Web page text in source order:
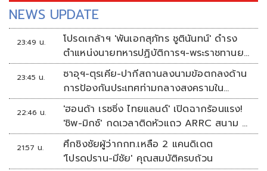
NEWS UPDATE
23:49 น.
โปรดเกล้าฯ 'พันเอกสุภัทร ชูตินันทน์' ดำรง
ตำแหน่งนายทหารปฏิบัติการฯ-พระราชทานยศ
'พลตรี'
23:45 น.
ซาอุฯ-ตุรเคีย-ปากีสถานลงนามข้อตกลงด้าน
การป้องกันประเทศท่ามกลางสงครามใน
ภูมิภาค
22:46 น.
'ฮอนด้า เรซซิ่ง ไทยแลนด์' เปิดฉากร้อนแรง!
'ชิพ-มิกซ์' กดเวลาติดหัวแถว ARRC สนาม 4
ที่มัลดาลิกา
21:57 น.
ศึกชิงชัยผู้ว่ากกท.เหลือ 2 แคนดิเดต
'โปรดปราน-มีชัย' คุณสมบัติครบถ้วน